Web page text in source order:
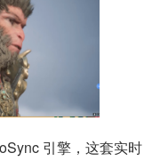
引擎，这套实时